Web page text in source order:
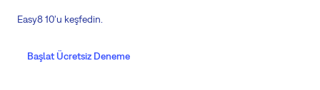
Easy8 10'u keşfedin.
Başlat Ücretsiz Deneme